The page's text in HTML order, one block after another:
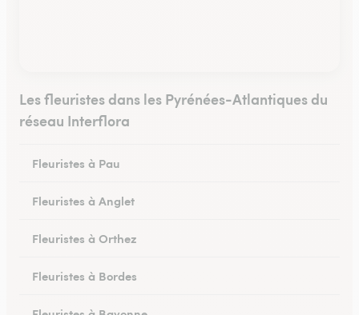
Les fleuristes dans les Pyrénées-Atlantiques du
réseau Interflora
Fleuristes à Pau
Fleuristes à Anglet
Fleuristes à Orthez
Fleuristes à Bordes